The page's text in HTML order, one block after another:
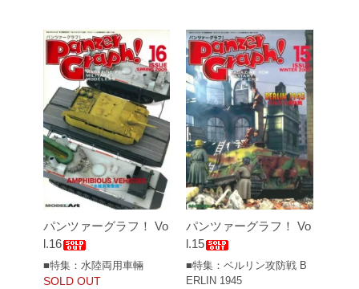
パンツァーグラフ！ Vo
l.16
■特集：水陸両用車輛
SOLD OUT
パンツァーグラフ！ Vo
l.15
■特集：ベルリン攻防戦 B
ERLIN 1945